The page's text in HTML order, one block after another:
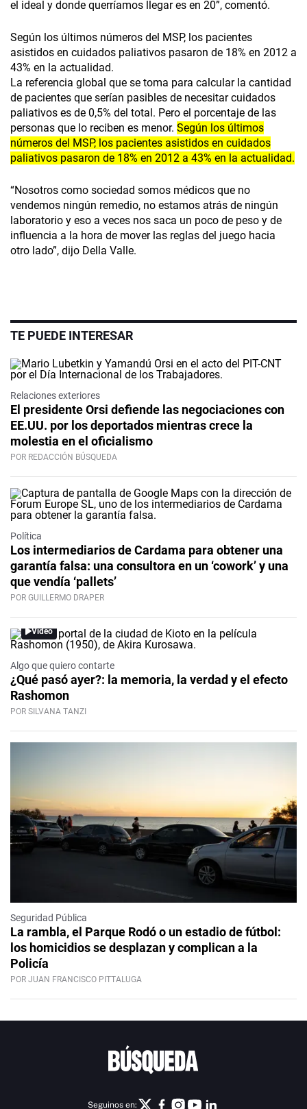
el ideal y donde querríamos llegar es en 20”, comentó.
Según los últimos números del MSP, los pacientes
asistidos en cuidados paliativos pasaron de 18% en 2012 a
43% en la actualidad.
La referencia global que se toma para calcular la cantidad
de pacientes que serían pasibles de necesitar cuidados
paliativos es de 0,5% del total. Pero el porcentaje de las
personas que lo reciben es menor. Según los últimos
números del MSP, los pacientes asistidos en cuidados
paliativos pasaron de 18% en 2012 a 43% en la actualidad.
“Nosotros como sociedad somos médicos que no
vendemos ningún remedio, no estamos atrás de ningún
laboratorio y eso a veces nos saca un poco de peso y de
influencia a la hora de mover las reglas del juego hacia
otro lado”, dijo Della Valle.
TE PUEDE INTERESAR
Relaciones exteriores
El presidente Orsi defiende las negociaciones con
EE.UU. por los deportados mientras crece la
molestia en el oficialismo
POR REDACCIÓN BÚSQUEDA
Política
Los intermediarios de Cardama para obtener una
garantía falsa: una consultora en un ‘cowork’ y una
que vendía ‘pallets’
POR GUILLERMO DRAPER
Video
Algo que quiero contarte
¿Qué pasó ayer?: la memoria, la verdad y el efecto
Rashomon
POR SILVANA TANZI
Seguridad Pública
La rambla, el Parque Rodó o un estadio de fútbol:
los homicidios se desplazan y complican a la
Policía
POR JUAN FRANCISCO PITTALUGA
Seguinos en: